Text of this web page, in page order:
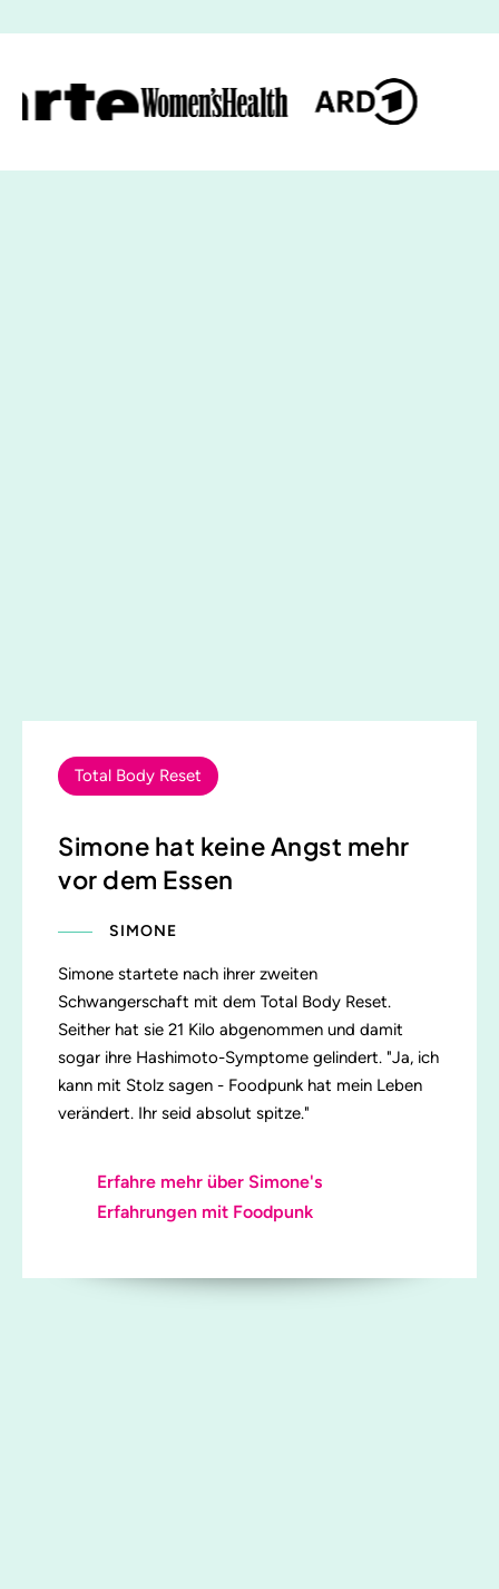
Total Body Reset
Simone hat keine Angst mehr
vor dem Essen
SIMONE
Simone startete nach ihrer zweiten
Schwangerschaft mit dem Total Body Reset.
Seither hat sie 21 Kilo abgenommen und damit
sogar ihre Hashimoto-Symptome gelindert. "Ja, ich
kann mit Stolz sagen - Foodpunk hat mein Leben
verändert. Ihr seid absolut spitze."
Erfahre mehr über Simone's
Erfahrungen mit Foodpunk